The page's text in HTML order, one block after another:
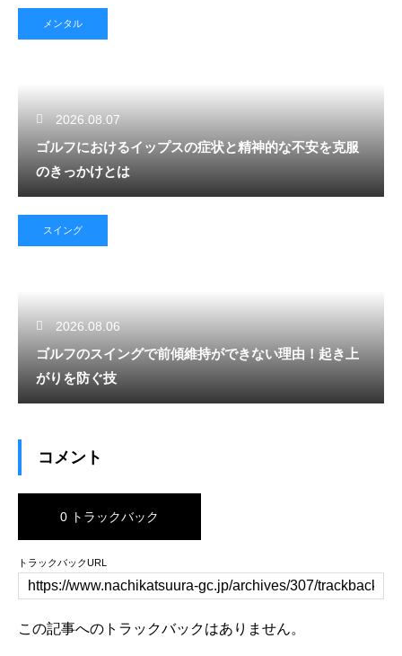
メンタル
2026.08.07
ゴルフにおけるイップスの症状と精神的な不安を克服
のきっかけとは
スイング
2026.08.06
ゴルフのスイングで前傾維持ができない理由！起き上
がりを防ぐ技
コメント
0 トラックバック
トラックバックURL
この記事へのトラックバックはありません。